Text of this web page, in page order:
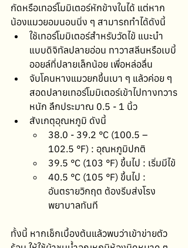
กัดหรือเทอร์โมมิเตอร์หักข้างในได้ แต่หาก
น้องแมวยอมนอนนิ่ง ๆ สามารถทำได้ดังนี้
ใช้เทอร์โมมิเตอร์สำหรับวัดไข้ แนะนำ
แบบดิจิทัลปลายอ่อน ทาวาสลีนหรือเบบี้
ออยล์ที่ปลายเล็กน้อย เพื่อหล่อลื่น
จับโคนหางแมวยกขึ้นเบา ๆ แล้วค่อย ๆ
สอดปลายเทอร์โมมิเตอร์เข้าไปทางทวาร
หนัก ลึกประมาณ 0.5 - 1 นิ้ว
สังเกตุอุณหภูมิ ดังนี้
38.0 - 39.2 °C (100.5 –
102.5 °F) : อุณหภูมิปกติ
39.5 °C (103 °F) ขึ้นไป : เริ่มมีไข้
40.5 °C (105 °F) ขึ้นไป :
อันตรายวิกฤต ต้องรีบส่งโรง
พยาบาลทันที
ทั้งนี้ หากเช็กเบื้องต้นแล้วพบว่าเข้าข่ายตัว